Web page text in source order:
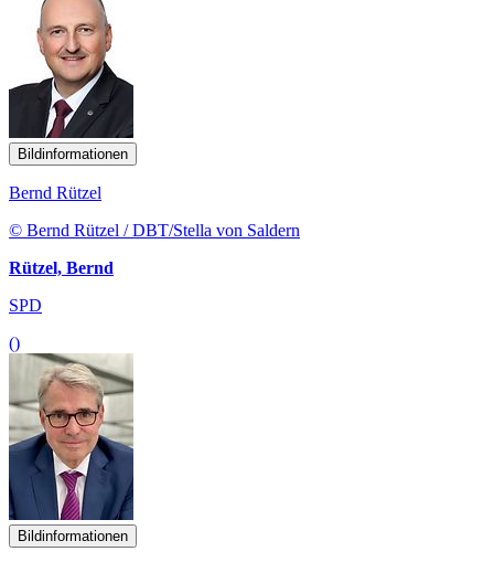
Bildinformationen
Bernd Rützel
© Bernd Rützel / DBT/Stella von Saldern
Rützel, Bernd
SPD
()
Bildinformationen